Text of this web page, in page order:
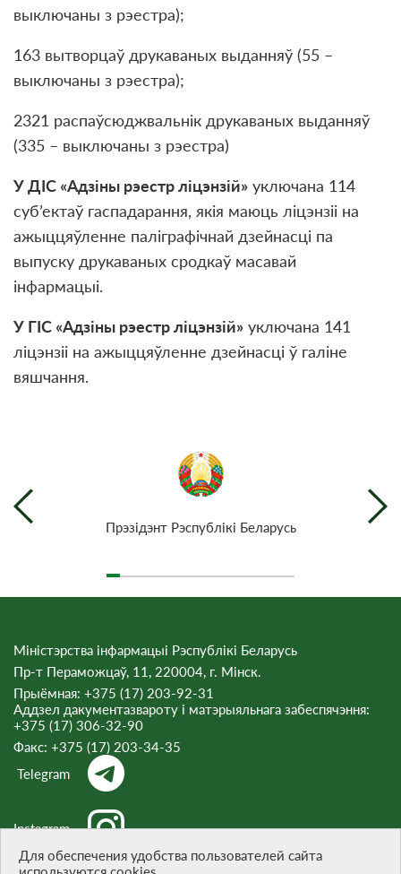
выключаны з рэестра);
163 вытворцаў друкаваных выданняў (55 –
выключаны з рэестра);
2321 распаўсюджвальнік друкаваных выданняў
(335 – выключаны з рэестра)
У ДІС «Адзіны рэестр ліцэнзій» уключана 114
суб’ектаў гаспадарання, якія маюць ліцэнзіі на
ажыццяўленне паліграфічнай дзейнасці па
выпуску друкаваных сродкаў масавай
інфармацыі.
У ГІС «Адзіны рэестр ліцэнзій» уключана 141
ліцэнзіі на ажыццяўленне дзейнасці ў галіне
вяшчання.
Прэзiдэнт Рэспублiкi Беларусь
Міністэрства інфармацыі Рэспублікі Беларусь
Пр-т Пераможцаў, 11, 220004, г. Мінск.
Прыёмная: +375 (17) 203-92-31
Аддзел дакументазвароту і матэрыяльнага забеспячэння:
+375 (17) 306-32-90
Факс: +375 (17) 203-34-35
Telegram
Instagram
Для обеспечения удобства пользователей сайта